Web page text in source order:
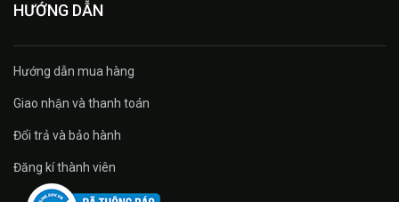
HƯỚNG DẪN
Hướng dẫn mua hàng
Giao nhận và thanh toán
Đổi trả và bảo hành
Đăng kí thành viên